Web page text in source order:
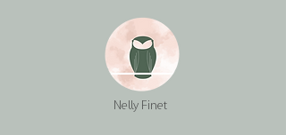
Nelly Finet